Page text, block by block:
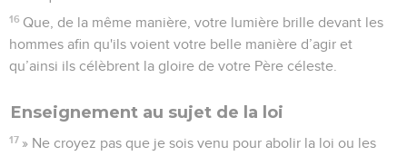
16 Que, de la même manière, votre lumière brille devant les
hommes afin qu'ils voient votre belle manière d’agir et
qu’ainsi ils célèbrent la gloire de votre Père céleste.
Enseignement au sujet de la loi
17 » Ne croyez pas que je sois venu pour abolir la loi ou les